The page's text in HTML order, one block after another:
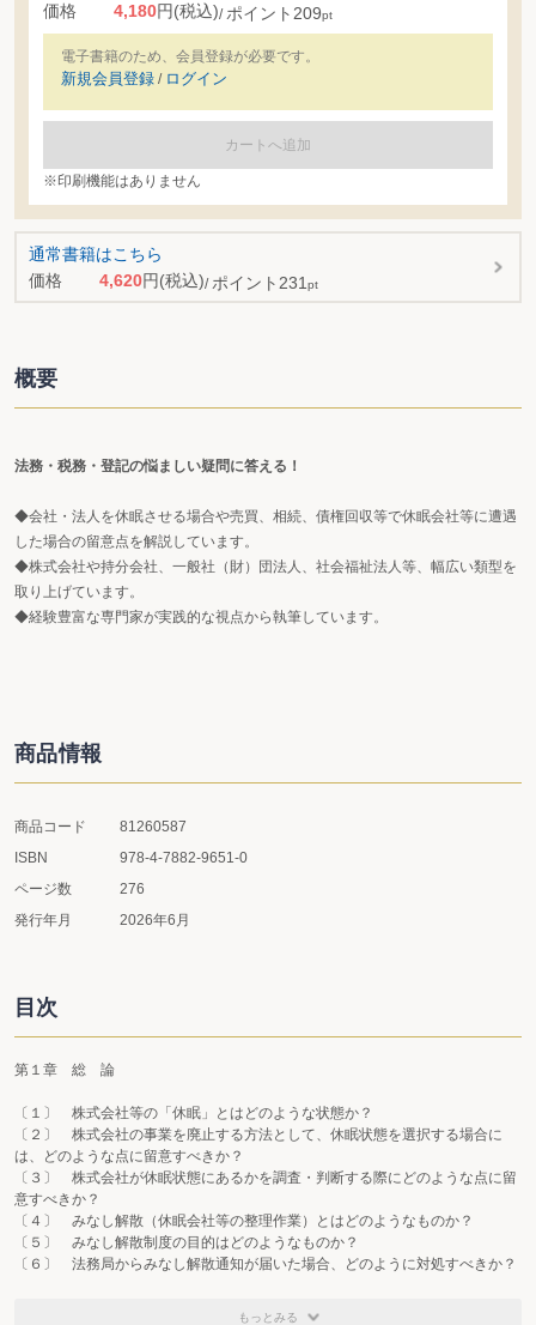
価格 4,180円(税込) ポイント 209pt
電子書籍のため、会員登録が必要です。
新規会員登録 / ログイン
カートへ追加
※印刷機能はありません
通常書籍はこちら
価格
4,620円(税込) ポイント 231pt
概要
法務・税務・登記の悩ましい疑問に答える！
◆会社・法人を休眠させる場合や売買、相続、債権回収等で休眠会社等に遭遇
した場合の留意点を解説しています。
◆株式会社や持分会社、一般社（財）団法人、社会福祉法人等、幅広い類型を
取り上げています。
◆経験豊富な専門家が実践的な視点から執筆しています。
商品情報
商品コード
81260587
ISBN
978-4-7882-9651-0
ページ数
276
発行年月
2026年6月
目次
第１章 総 論
〔１〕 株式会社等の「休眠」とはどのような状態か？
〔２〕 株式会社の事業を廃止する方法として、休眠状態を選択する場合に
は、どのような点に留意すべきか？
〔３〕 株式会社が休眠状態にあるかを調査・判断する際にどのような点に留
意すべきか？
〔４〕 みなし解散（休眠会社等の整理作業）とはどのようなものか？
〔５〕 みなし解散制度の目的はどのようなものか？
〔６〕 法務局からみなし解散通知が届いた場合、どのように対処すべきか？
もっとみる